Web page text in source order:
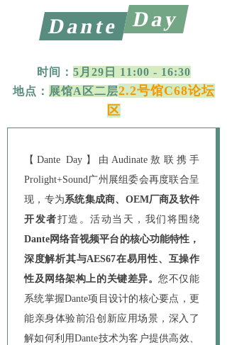
Dante Day
时间： 5月29日 11:00 - 16:30
地点： 展馆A区二层2.2号馆C68论坛
区
【Dante Day】由Audinate敖联携手
Prolight+Sound广州展组委会再度联合呈
现，专为系统集成商、OEM厂商及软件
开发者打造。活动当天，我们将围绕
Dante网络音视频平台的核心功能特性，
深度解析其与AES67在易用性、互操作
性及网络架构上的关键差异。您不仅能
系统掌握Dante项目设计的核心要点，更
能亲身体验前沿创新应用场景，深入了
解如何利用Dante技术为客户提供高效、